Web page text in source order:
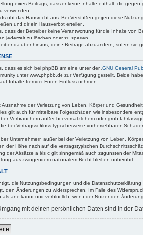
eines Beitrags, dass er keine Inhalte enthält, die
verwenden.
übt das Hausrecht aus. Bei Verstößen gegen diese
und dir ein Hausverbot erteilen.
dass der Betreiber keine Verantwortung für die Inhalte von
jederzeit zu löschen oder zu sperren.
darüber hinaus, deine Beiträge abzuändern, sofern sie
dass es sich bei phpBB um eine unter der „ GNU General
unter www.phpbb.de zur Verfügung gestellt. Beide
Inhalte fremder Foren Einfluss nehmen.
Ausnahme der Verletzung von Leben, Körper und
gilt auch für mittelbare Folgeschäden wie insbesondere
Verbrauchern außer bei vorsätzlichem oder grob
bei Vertragsschluss typischerweise vorhersehbaren
Unternehmern außer bei der Verletzung von Leben,
der Höhe nach auf die vertragstypischen
der Absätze a bis c gilt sinngemäß auch zugunsten der
aus zwingendem nationalem Recht bleiben unberührt.
die Nutzungsbedingungen und die
den Änderungen zu widersprechen. Im Falle des
als anerkannt und verbindlich, wenn der Nutzer den
mit deinen persönlichen Daten sind in der